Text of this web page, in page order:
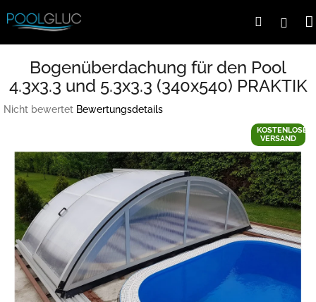
Inhalt
Suchen
Bogenüberdachung für den Pool
4.3x3.3 und 5.3x3.3 (340x540) PRAKTIK
Die
0,0
von
Sternen.
Nicht bewertet Bewertungsdetails
KOSTENLOSER
VERSAND